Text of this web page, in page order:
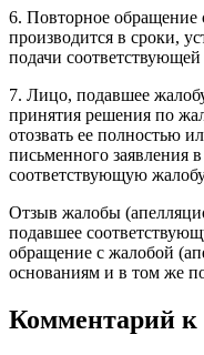
6. Повторное
производится в сроки,
подачи
7. Лицо, подавшее
принятия решения по
отозвать ее полностью
письменного заявления
соответствующую
Отзыв жалобы
подавшее
обращение с жалобой
основаниям и в том же
Комментарий